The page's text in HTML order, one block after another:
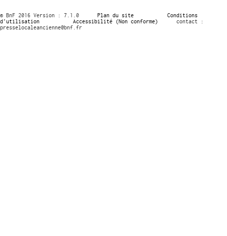
© BnF 2016 Version : 7.1.0 Plan du site
Conditions
d’utilisation
Accessibilité (Non conforme)
contact :
presselocaleancienne@bnf.fr